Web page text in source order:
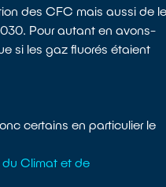
des CFC mais aussi de
Pour autant en avons-
si les gaz fluorés étaient
certains en particulier le
du Climat et de